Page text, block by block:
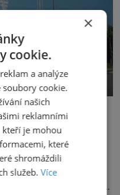
pohybu. Stává se
stává novým
České republiky. V
asociace,
fotbalu v regionech.
×
cookie.
a analýze
soubory cookie.
našich
reklamními
je mohou
které
shromáždili
služeb.Více